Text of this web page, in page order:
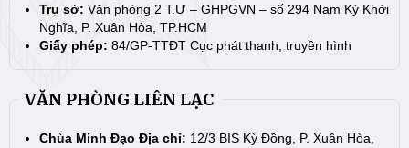
Trụ sở: Văn phòng 2 T.Ư – GHPGVN – số 294 Nam Kỳ Khởi
Nghĩa, P. Xuân Hòa, TP.HCM
Giấy phép: 84/GP-TTĐT Cục phát thanh, truyền hình
VĂN PHÒNG LIÊN LẠC
Chùa Minh Đạo Địa chỉ: 12/3 BIS Kỳ Đồng, P. Xuân Hòa,